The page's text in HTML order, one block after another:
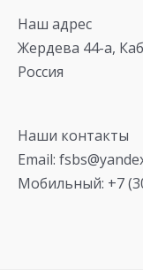
Наш адрес
Жердева 44-а,
Россия
Наши контакты
Email:
Мобильный: +7